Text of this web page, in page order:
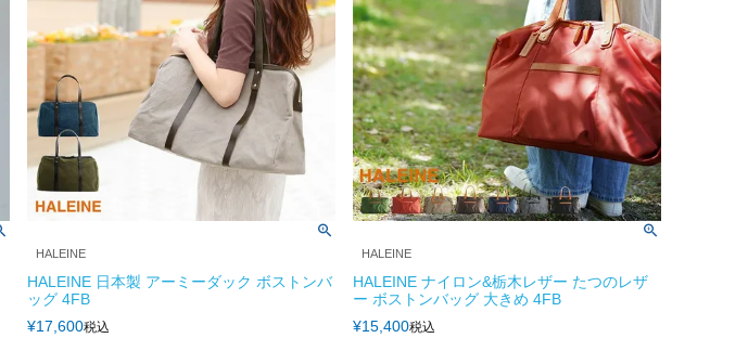
HALEINE
HALEINE 日本製 アーミーダック ボストンバ
ッグ 4FB
¥17,600税込
HALEINE
HALEINE ナイロン&栃木レザー たつのレザ
ー ボストンバッグ 大きめ 4FB
¥15,400税込